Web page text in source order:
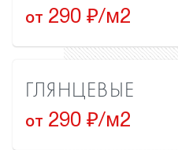
от 290 ₽/м2
ГЛЯНЦЕВЫЕ
от 290 ₽/м2